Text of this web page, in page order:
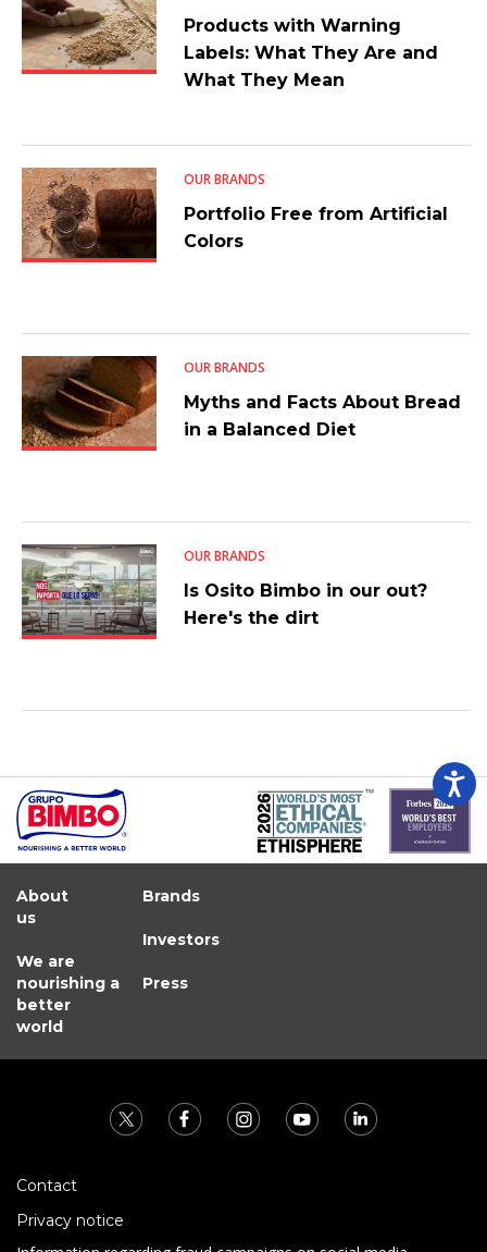
Products with Warning
Labels: What They Are and
What They Mean
OUR BRANDS
Portfolio Free from Artificial
Colors
OUR BRANDS
Myths and Facts About Bread
in a Balanced Diet
OUR BRANDS
Is Osito Bimbo in our out?
Here's the dirt
About
us
We are
nourishing a
better
world
Brands
Investors
Press
Contact
Privacy notice